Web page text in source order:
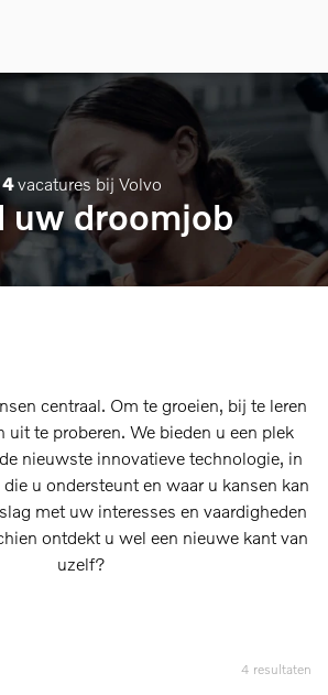
4 vacatures bij Volvo
uw droomjob
centraal. Om te groeien, bij te leren
uit te proberen. We bieden u een plek
nieuwste innovatieve technologie, in
u ondersteunt en waar u kansen kan
met uw interesses en vaardigheden
ontdekt u wel een nieuwe kant van
uzelf?
4 resultaten